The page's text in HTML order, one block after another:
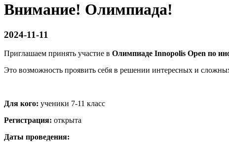
Внимание! Олимпиада!
2024-11-11
Приглашаем принять участие в Олимпиаде Innopolis Open по
Это возможность проявить себя в решении интересных и
Для кого: ученики 7-11 класс
Регистрация: открыта
Даты проведения: